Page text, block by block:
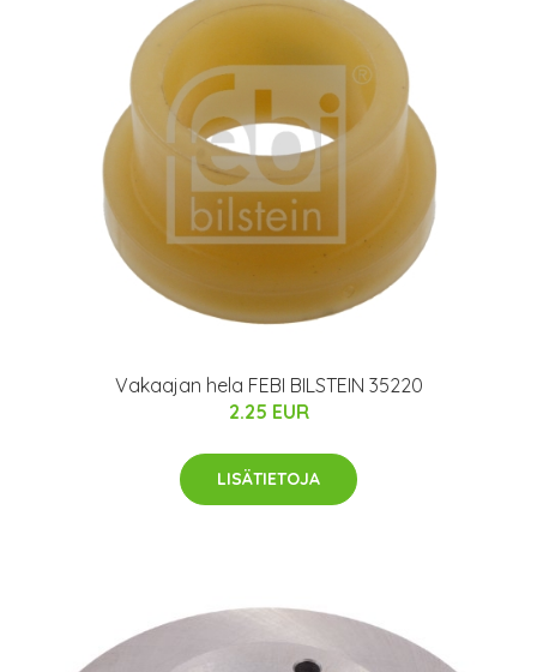
Vakaajan hela FEBI BILSTEIN 35220
2.25 EUR
LISÄTIETOJA